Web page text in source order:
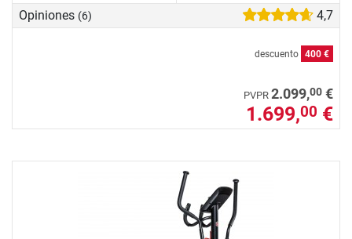
Opiniones (6) 4,7
descuento 400 €
PVPR 2.099,00 €
1.699,00 €